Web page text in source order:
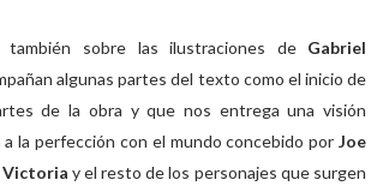
también sobre las ilustraciones de Gabriel
algunas partes del texto como el inicio de
de la obra y que nos entrega una visión
a la perfección con el mundo concebido porJoe
Victoria y el resto de los personajes que surgen